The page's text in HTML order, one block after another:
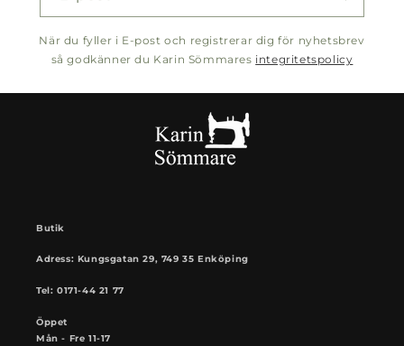
När du fyller i E-post och registrerar dig för nyhetsbrev
så godkänner du Karin Sömmares integritetspolicy
Butik
Adress: Kungsgatan 29, 749 35 Enköping
Tel: 0171-44 21 77
Öppet
Mån - Fre 11-17